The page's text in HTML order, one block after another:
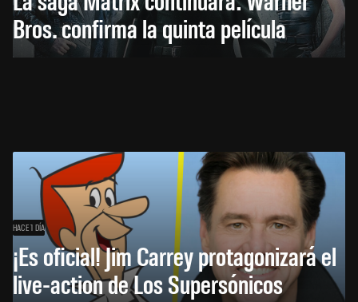
Bros. confirma la quinta película
HACE 1 DÍA
¡Es oficial! Jim Carrey protagonizará el
live-action de Los Supersónicos